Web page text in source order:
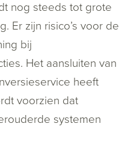
nog steeds tot grote
Er zijn risico’s voor de
bij
Het aansluiten van
heeft
voorzien dat
systemen